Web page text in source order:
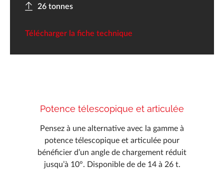
26 tonnes
Télécharger la fiche technique
Potence télescopique et articulée
Pensez à une alternative avec la gamme à
potence télescopique et articulée pour
bénéficier d’un angle de chargement réduit
jusqu’à 10°. Disponible de de 14 à 26 t.